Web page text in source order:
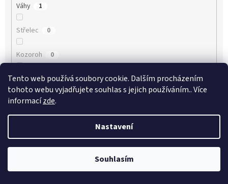
Tento web používá soubory cookie. Dalším procházením
tohoto webu vyjadřujete souhlas s jejich používáním.. Více
informacízde.
Nastavení
Souhlasím
Váhy 1
Střelec 0
Kozoroh 0
Ryby 0
Položek k zobrazení:4
V
ý